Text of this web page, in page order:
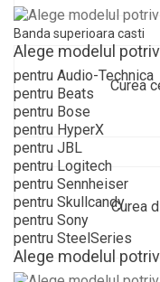
Banda superioara casti
Alege modelul
pentru Audio-Technica
pentru Beats
pentru Bose
pentru HyperX
pentru JBL
pentru Logitech
pentru Sennheiser
pentru Skullcandy
pentru Sony
pentru SteelSeries
Alege modelul
Curea
Curea